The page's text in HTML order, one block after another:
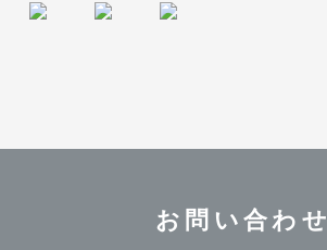
お問い合わせ